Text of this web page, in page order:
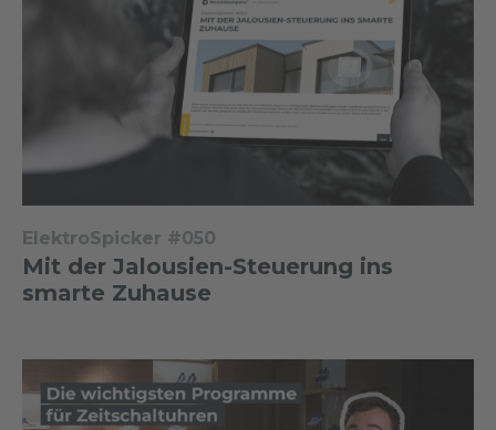
ElektroSpicker #050
Mit der Jalousien-Steuerung ins
smarte Zuhause